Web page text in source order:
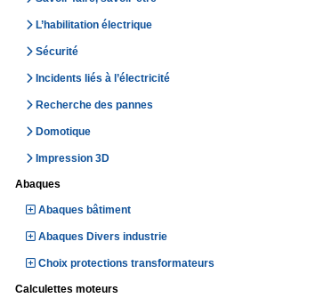
L’habilitation électrique
Sécurité
Incidents liés à l’électricité
Recherche des pannes
Domotique
Impression 3D
Abaques
Abaques bâtiment
Abaques Divers industrie
Choix protections transformateurs
Calculettes moteurs